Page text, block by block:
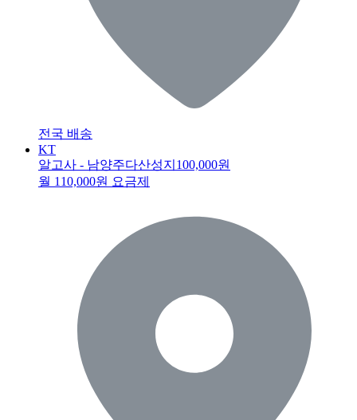
전국 배송
KT
알고사 - 남양주다산성지 100,000원
월 110,000원 요금제